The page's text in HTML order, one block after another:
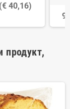
(€ 40,16)
продукт,